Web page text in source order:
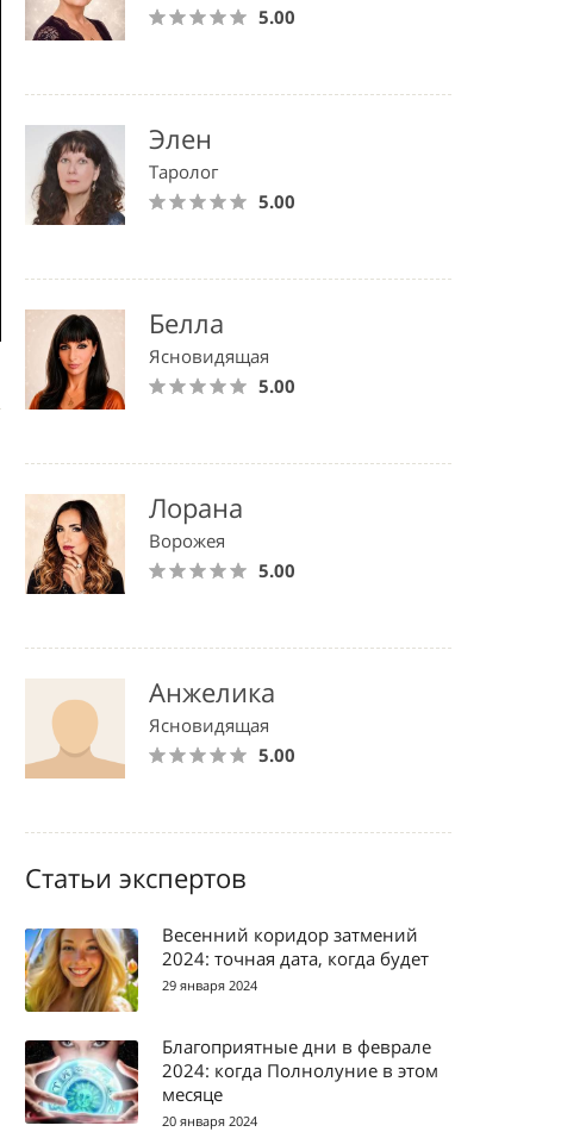
5.00
Элен
Таролог
5.00
Белла
Ясновидящая
5.00
Лорана
Ворожея
5.00
Анжелика
Ясновидящая
5.00
Статьи экспертов
Весенний коридор затмений
2024: точная дата, когда будет
29 января 2024
Благоприятные дни в феврале
2024: когда Полнолуние в этом
месяце
20 января 2024